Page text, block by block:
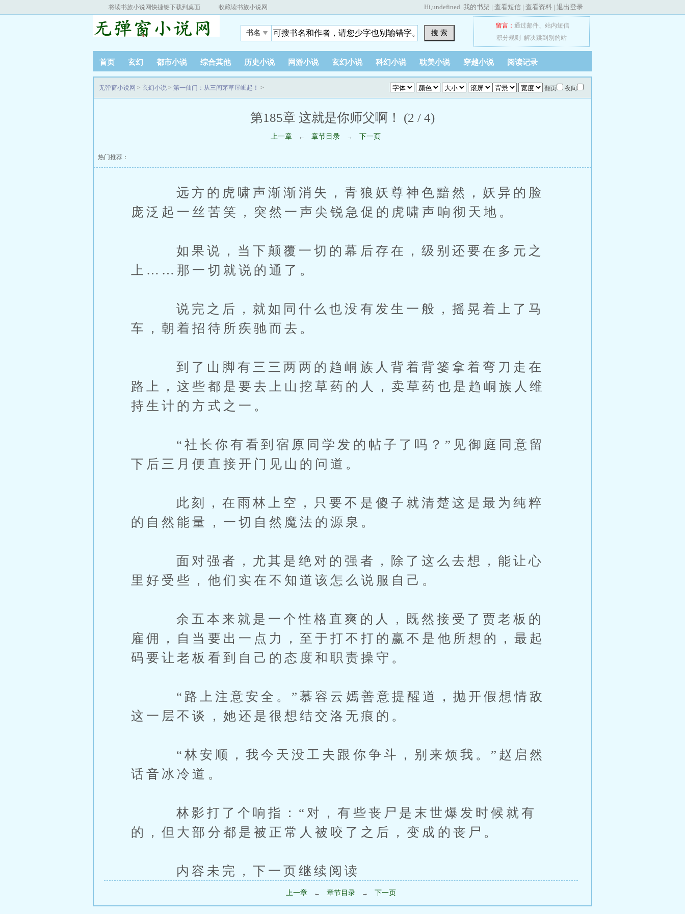
将读书族小说网快捷键下载到桌面 收藏读书族小说网 Hi,undefined 我的书架 | 查看短信 | 查看资料 | 退出登录
书名 搜 索
留言： 通过邮件、 站内短信
积分规则
解决跳到别的站
首页 玄幻 都市小说 综合其他 历史小说 网游小说 玄幻小说 科幻小说 耽美小说 穿越小说 阅读记录
翻页 夜间
无弹窗小说网 > 玄幻小说 > 第一仙门：从三间茅草屋崛起！ >
第185章 这就是你师父啊！ (2 / 4)
上一章 ← 章节目录 → 下一页
热门推荐：
远方的虎啸声渐渐消失，青狼妖尊神色黯然，妖异的脸
庞泛起一丝苦笑，突然一声尖锐急促的虎啸声响彻天地。
如果说，当下颠覆一切的幕后存在，级别还要在多元之
上……那一切就说的通了。
说完之后，就如同什么也没有发生一般，摇晃着上了马
车，朝着招待所疾驰而去。
到了山脚有三三两两的趋峒族人背着背篓拿着弯刀走在
路上，这些都是要去上山挖草药的人，卖草药也是趋峒族人维
持生计的方式之一。
“社长你有看到宿原同学发的帖子了吗？”见御庭同意留
下后三月便直接开门见山的问道。
此刻，在雨林上空，只要不是傻子就清楚这是最为纯粹
的自然能量，一切自然魔法的源泉。
面对强者，尤其是绝对的强者，除了这么去想，能让心
里好受些，他们实在不知道该怎么说服自己。
余五本来就是一个性格直爽的人，既然接受了贾老板的
雇佣，自当要出一点力，至于打不打的赢不是他所想的，最起
码要让老板看到自己的态度和职责操守。
“路上注意安全。”慕容云嫣善意提醒道，抛开假想情敌
这一层不谈，她还是很想结交洛无痕的。
“林安顺，我今天没工夫跟你争斗，别来烦我。”赵启然
话音冰冷道。
林影打了个响指：“对，有些丧尸是末世爆发时候就有
的，但大部分都是被正常人被咬了之后，变成的丧尸。
内容未完，下一页继续阅读
上一章 ← 章节目录 → 下一页